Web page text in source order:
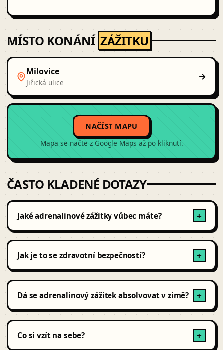
MÍSTO KONÁNÍ ZÁŽITKU
Milovice
Jiřická ulice
NAČÍST MAPU
Mapa se načte z Google Maps až po kliknutí.
ČASTO KLADENÉ DOTAZY
Jaké adrenalinové zážitky vůbec máte? +
Tandemové seskoky, vyhlídkové lety, střelba a paintball,
vojenské zážitky a vodní adrenalin.
Jak je to se zdravotní bezpečností? +
Všechna zařízení jsou pravidelně certifikovaná a
instruktoři licencovaní.
Dá se adrenalinový zážitek absolvovat v zimě? +
Ano – paintball, střelba a tankodrom jedou celoročně.
Lety a skoky z letadla většinou pauzují prosinec-únor.
Co si vzít na sebe? +